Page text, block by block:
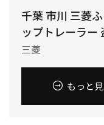
千葉 市川 三菱
ップトレーラー
三菱
もっと